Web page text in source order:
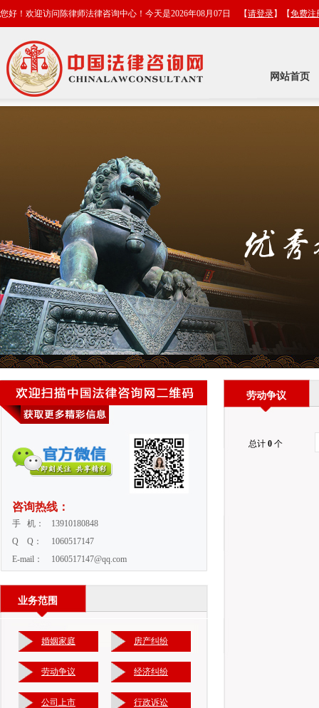
您好！欢迎访问陈律师法律咨询中心！今天是2026年08月07日 【请登录】【免费注
网站首页
咨询热线：
手 机：
13910180848
Q Q：
1060517147
E-mail：
1060517147@qq.com
业务范围
婚姻家庭 房产纠纷
劳动争议 经济纠纷
公司上市 行政诉讼
劳动争议
总计 0 个